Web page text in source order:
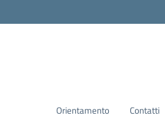
Orientamento Contatti